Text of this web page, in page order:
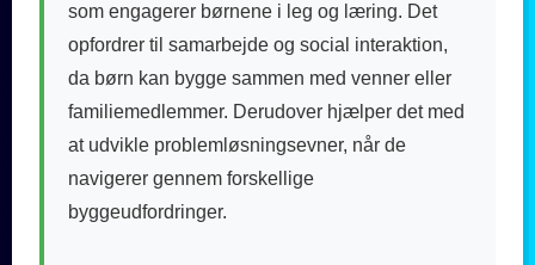
som engagerer børnene i leg og læring. Det
opfordrer til samarbejde og social interaktion,
da børn kan bygge sammen med venner eller
familiemedlemmer. Derudover hjælper det med
at udvikle problemløsningsevner, når de
navigerer gennem forskellige
byggeudfordringer.